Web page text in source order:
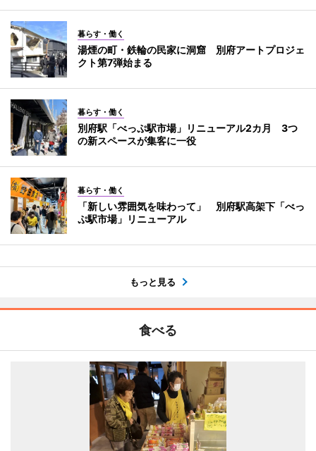
暮らす・働く
湯煙の町・鉄輪の民家に洞窟 別府アートプロジェ
クト第7弾始まる
暮らす・働く
別府駅「べっぷ駅市場」リニューアル2カ月 3つ
の新スペースが集客に一役
暮らす・働く
「新しい雰囲気を味わって」 別府駅高架下「べっ
ぷ駅市場」リニューアル
もっと見る
食べる